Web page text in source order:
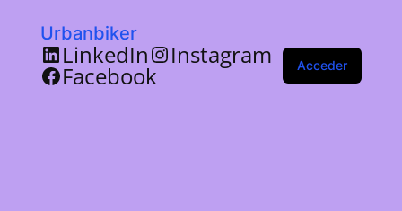
Urbanbiker
LinkedIn Instagram
Facebook Acceder